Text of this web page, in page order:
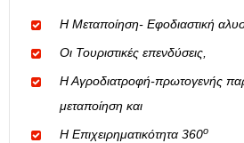
Η Μεταποίηση- Εφοδιαστική
Οι Τουριστικές επενδύσεις,
Η Αγροδιατροφή-πρωτογενής
μεταποίηση και
Η Επιχειρηματικότητα 360ο